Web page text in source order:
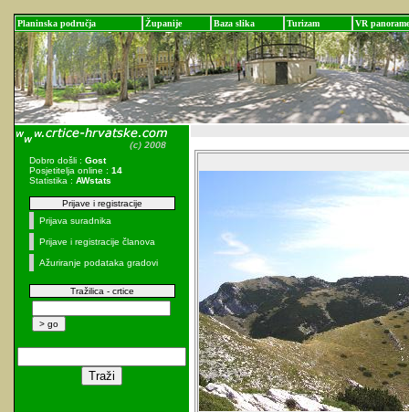
Planinska područja Županije Baza slika Turizam VR panorame
Dobro došli : Gost
Posjetitelja online : 14
Statistika : AWstats
Prijave i registracije
Prijava suradnika
Prijave i registracije članova
Ažuriranje podataka gradovi
Tražilica - crtice